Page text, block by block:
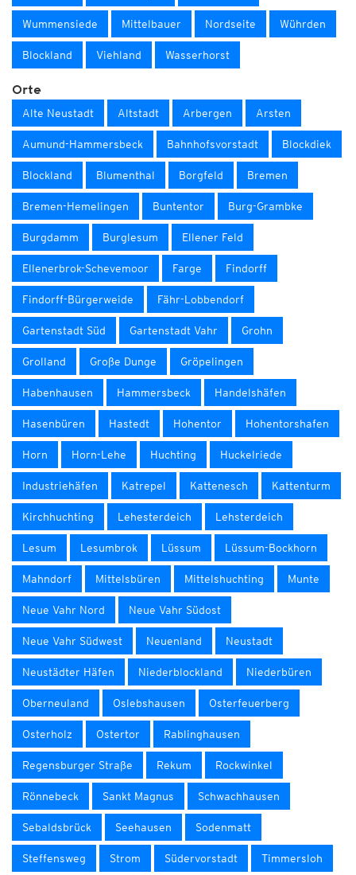
Wummensiede Mittelbauer Nordseite Wührden
Blockland Viehland Wasserhorst
Orte
Alte Neustadt Altstadt Arbergen Arsten
Aumund-Hammersbeck Bahnhofsvorstadt Blockdiek
Blockland Blumenthal Borgfeld Bremen
Bremen-Hemelingen Buntentor Burg-Grambke
Burgdamm Burglesum Ellener Feld
Ellenerbrok-Schevemoor Farge Findorff
Findorff-Bürgerweide Fähr-Lobbendorf
Gartenstadt Süd Gartenstadt Vahr Grohn
Grolland Große Dunge Gröpelingen
Habenhausen Hammersbeck Handelshäfen
Hasenbüren Hastedt Hohentor Hohentorshafen
Horn Horn-Lehe Huchting Huckelriede
Industriehäfen Katrepel Kattenesch Kattenturm
Kirchhuchting Lehesterdeich Lehsterdeich
Lesum Lesumbrok Lüssum Lüssum-Bockhorn
Mahndorf Mittelsbüren Mittelshuchting Munte
Neue Vahr Nord Neue Vahr Südost
Neue Vahr Südwest Neuenland Neustadt
Neustädter Häfen Niederblockland Niederbüren
Oberneuland Oslebshausen Osterfeuerberg
Osterholz Ostertor Rablinghausen
Regensburger Straße Rekum Rockwinkel
Rönnebeck Sankt Magnus Schwachhausen
Sebaldsbrück Seehausen Sodenmatt
Steffensweg Strom Südervorstadt Timmersloh